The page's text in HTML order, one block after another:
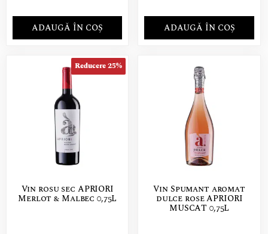
ADAUGĂ ÎN COȘ ADAUGĂ ÎN COȘ
Reducere 25%
Vin rosu sec APRIORI
Merlot & Malbec 0,75L
Vin Spumant aromat
dulce rose APRIORI
MUSCAT 0,75L